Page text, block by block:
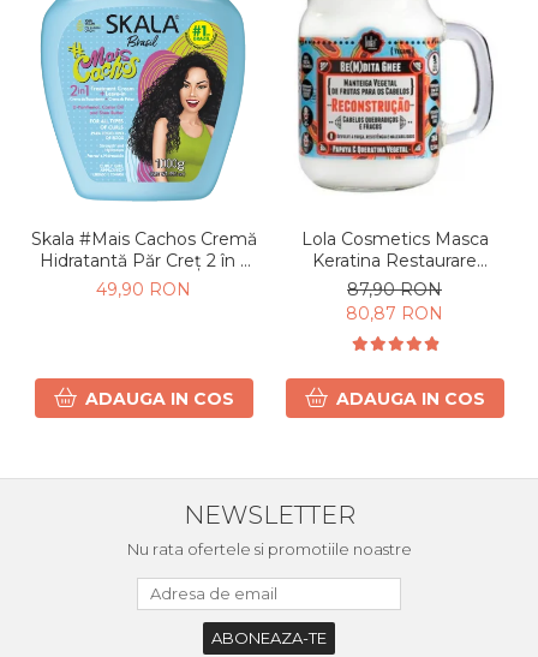
Skala #Mais Cachos Cremă
Hidratantă Păr Creț 2 în 1
Mască și Leave-In 1Kg
49,90 RON
ADAUGA IN COS
Lola Cosmetics Masca
Keratina Restaurare
Intensa 350g
87,90 RON
80,87 RON
ADAUGA IN COS
NEWSLETTER
Nu rata ofertele si promotiile noastre